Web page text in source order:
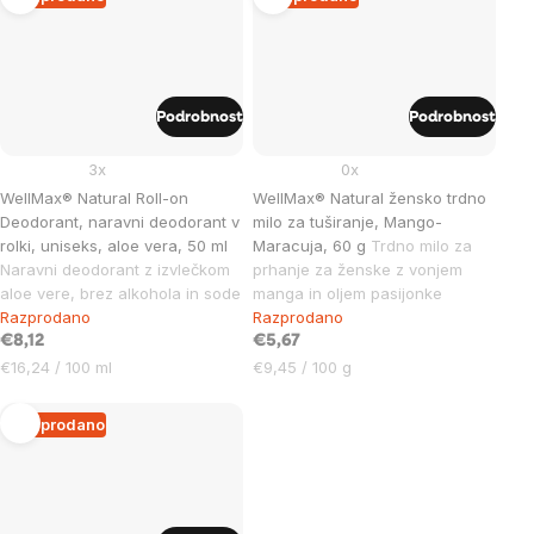
WellMax® Natural Roll-on
Deodorant, naravni deodorant v
rolki, uniseks, aloe vera, 50 ml
Naravni deodorant z izvlečkom
aloe vere, brez alkohola in sode
3x
Razprodano
€8,12
Cena
enoto:
€16,24 / 100 ml
Podrobnost
WellMax® Natural žensko trdno
milo za tuširanje, Mango-
Maracuja, 60 g Trdno milo za
prhanje za ženske z vonjem
manga in oljem pasijonke
0x
Razprodano
€5,67
Cena
€9,45 / 100 g
Podrobnost
Razprodano